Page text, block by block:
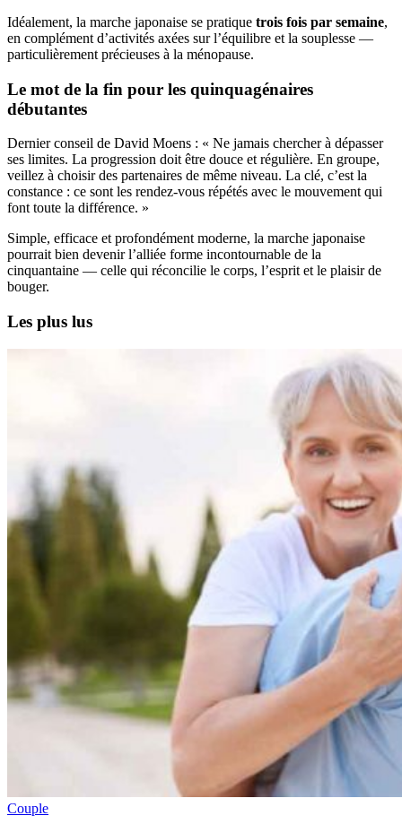
Idéalement, la marche japonaise se pratique trois fois par semaine,
en complément d’activités axées sur l’équilibre et la souplesse —
particulièrement précieuses à la ménopause.
Le mot de la fin pour les quinquagénaires
débutantes
Dernier conseil de David Moens : « Ne jamais chercher à dépasser
ses limites. La progression doit être douce et régulière. En groupe,
veillez à choisir des partenaires de même niveau. La clé, c’est la
constance : ce sont les rendez-vous répétés avec le mouvement qui
font toute la différence. »
Simple, efficace et profondément moderne, la marche japonaise
pourrait bien devenir l’alliée forme incontournable de la
cinquantaine — celle qui réconcilie le corps, l’esprit et le plaisir de
bouger.
Les plus lus
Couple